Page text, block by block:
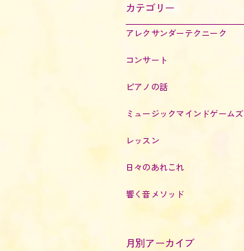
カテゴリー
アレクサンダーテクニーク
コンサート
ピアノの話
ミュージックマインドゲームズ
レッスン
日々のあれこれ
響く音メソッド
月別アーカイブ